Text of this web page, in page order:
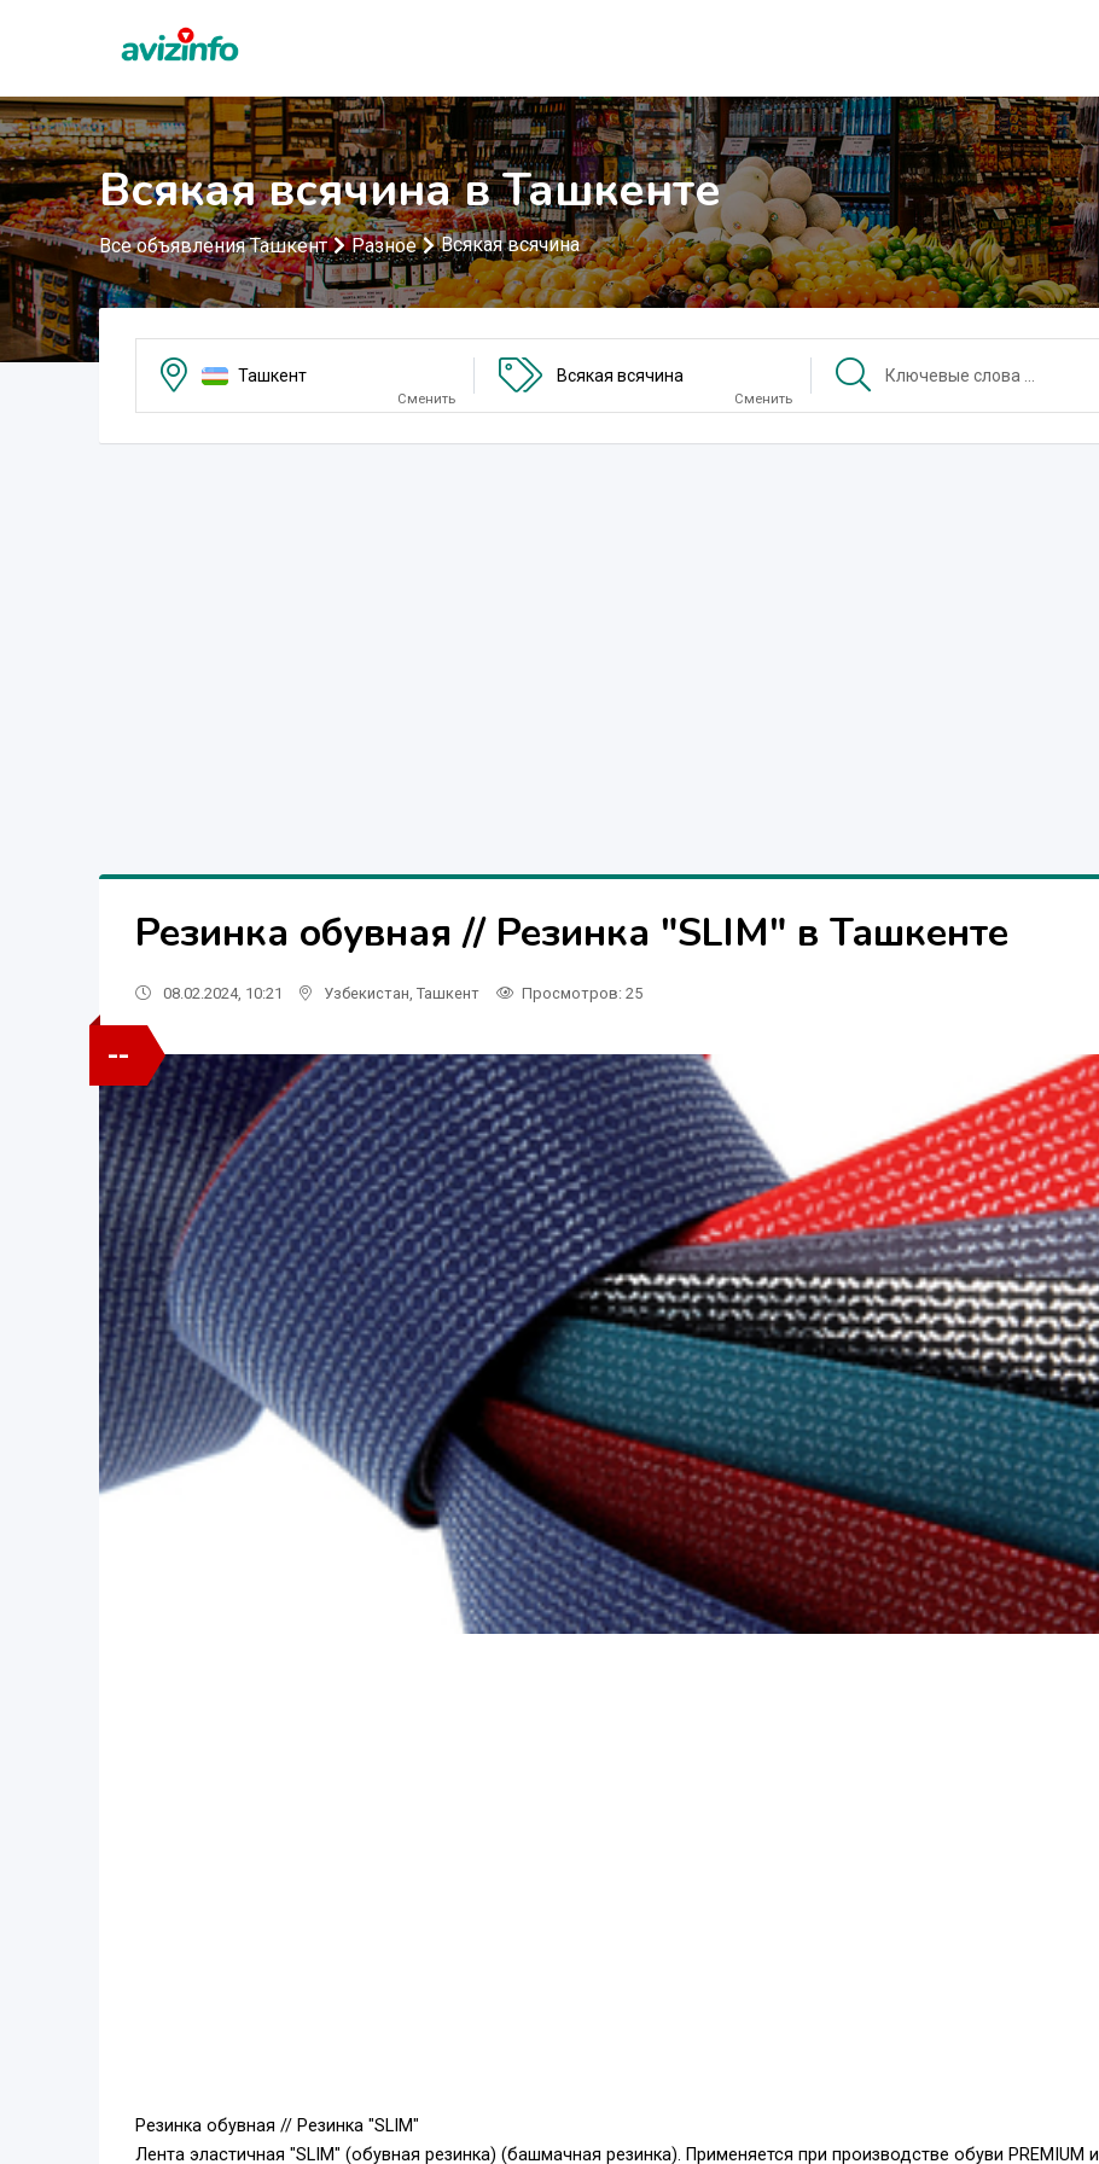
Всякая всячина в Ташкенте
Все объявления Ташкент Разное Всякая всячина
Ташкент
Сменить
Всякая всячина
Сменить
Резинка обувная // Резинка "SLIM" в Ташкенте
08.02.2024, 10:21 Узбекистан Ташкент Просмотров: 25
--
Резинка обувная // Резинка "SLIM"
Лента эластичная "SLIM" (обувная резинка) (башмачная резинка). Применяется при производстве обуви PREMIUM и